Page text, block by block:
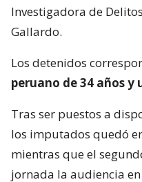
Investigadora de
Gallardo.
Los detenidos
peruano de 34 años y
Tras ser puestos a
los imputados quedó
mientras que el
jornada la audiencia